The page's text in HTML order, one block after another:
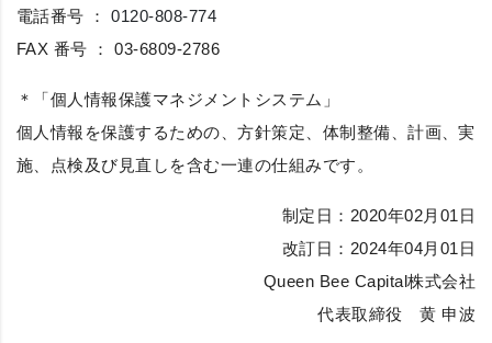
電話番号 ：0120-808-774
FAX 番号 ： 03-6809-2786
＊「個人情報保護マネジメントシステム」
個人情報を保護するための、方針策定、体制整備、計画、実
施、点検及び見直しを含む一連の仕組みです。
制定日：2020年02月01日
改訂日：2024年04月01日
Queen Bee Capital株式会社
代表取締役 黄 申波